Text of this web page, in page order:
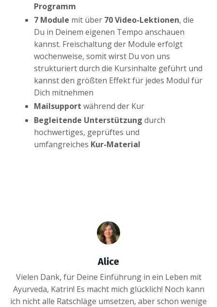
Programm
7 Module mit über 70 Video-Lektionen, die
Du in Deinem eigenen Tempo anschauen
kannst. Freischaltung der Module erfolgt
wochenweise, somit wirst Du von uns
strukturiert durch die Kursinhalte geführt und
kannst den größten Effekt für jedes Modul für
Dich mitnehmen
Mailsupport während der Kur
Begleitende Unterstützung durch
hochwertiges, geprüftes und
umfangreiches Kur-Material
Alice
Vielen Dank, für Deine Einführung in ein Leben mit
Ayurveda, Katrin! Es macht mich glücklich! Noch kann
ich nicht alle Ratschläge umsetzen, aber schon wenige